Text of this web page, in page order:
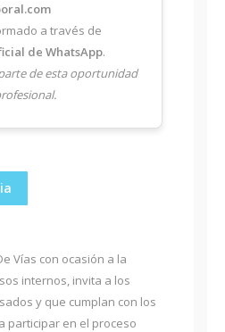
a través de
de WhatsApp.
de esta oportunidad
Vías con ocasión a la
internos, invita a los
y que cumplan con los
participar en el proceso